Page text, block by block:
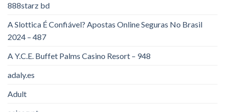
888starz bd
A Slottica É Confiável? Apostas Online Seguras No Brasil
2024 – 487
A Y.C.E. Buffet Palms Casino Resort – 948
adaly.es
Adult